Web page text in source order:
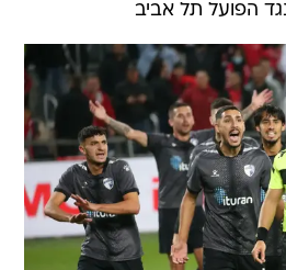
הפועל תל אביב